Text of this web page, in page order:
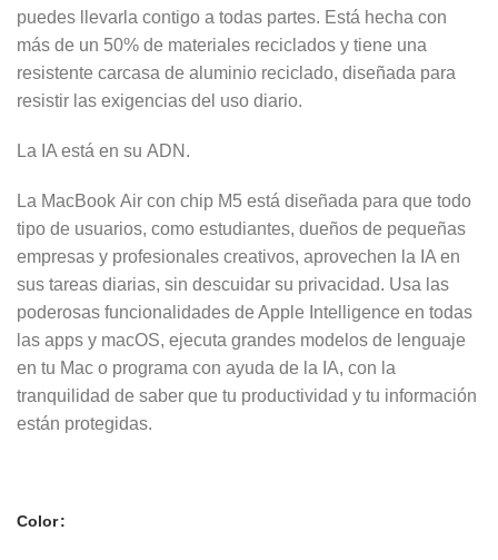
puedes llevarla contigo a todas partes. Está hecha con
más de un 50% de materiales reciclados y tiene una
resistente carcasa de aluminio reciclado, diseñada para
resistir las exigencias del uso diario.
La IA está en su ADN.
La MacBook Air con chip M5 está diseñada para que todo
tipo de usuarios, como estudiantes, dueños de pequeñas
empresas y profesionales creativos, aprovechen la IA en
sus tareas diarias, sin descuidar su privacidad. Usa las
poderosas funcionalidades de Apple Intelligence en todas
las apps y macOS, ejecuta grandes modelos de lenguaje
en tu Mac o programa con ayuda de la IA, con la
tranquilidad de saber que tu productividad y tu información
están protegidas.
Color